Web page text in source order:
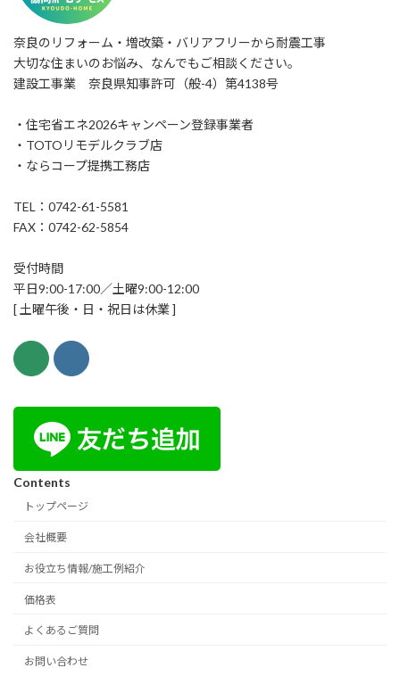
奈良のリフォーム・増改築・バリアフリーから耐震工事
大切な住まいのお悩み、なんでもご相談ください。
建設工事業 奈良県知事許可（般-4）第4138号
・住宅省エネ2026キャンペーン登録事業者
・TOTOリモデルクラブ店
・ならコープ提携工務店
TEL：0742-61-5581
FAX：0742-62-5854
受付時間
平日9:00-17:00／土曜9:00-12:00
[ 土曜午後・日・祝日は休業 ]
Contents
トップページ
会社概要
お役立ち情報/施工例紹介
価格表
よくあるご質問
お問い合わせ